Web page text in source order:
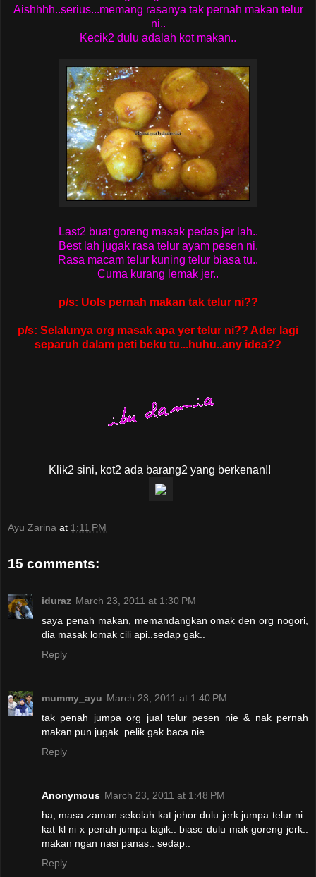
Aishhhh..serius...memang rasanya tak pernah makan telur
ni..
Kecik2 dulu adalah kot makan..
Last2 buat goreng masak pedas jer lah..
Best lah jugak rasa telur ayam pesen ni.
Rasa macam telur kuning telur biasa tu..
Cuma kurang lemak jer..
p/s: Uols pernah makan tak telur ni??
p/s: Selalunya org masak apa yer telur ni?? Ader lagi
separuh dalam peti beku tu...huhu..any idea??
Klik2 sini, kot2 ada barang2 yang berkenan!!
Ayu Zarina at 1:11 PM
15 comments:
iduraz March 23, 2011 at 1:30 PM
saya penah makan, memandangkan omak den org nogori,
dia masak lomak cili api..sedap gak..
Reply
mummy_ayu March 23, 2011 at 1:40 PM
tak penah jumpa org jual telur pesen nie & nak pernah
makan pun jugak..pelik gak baca nie..
Reply
Anonymous March 23, 2011 at 1:48 PM
ha, masa zaman sekolah kat johor dulu jerk jumpa telur ni..
kat kl ni x penah jumpa lagik.. biase dulu mak goreng jerk..
makan ngan nasi panas.. sedap..
Reply